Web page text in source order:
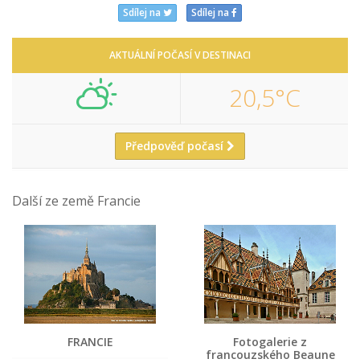
Sdílej na Sdílej na
AKTUÁLNÍ POČASÍ V DESTINACI
20,5°C
Předpověď počasí
Další ze země Francie
FRANCIE
Fotogalerie z
francouzského Beaune